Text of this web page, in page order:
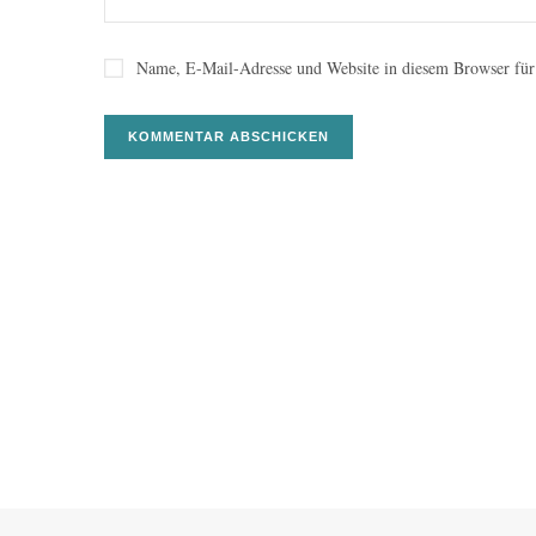
Name, E-Mail-Adresse und Website in diesem Browser